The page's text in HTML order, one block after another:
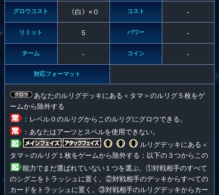
グロウコスト 《白》×０ コスト -
リミット 5 パワー -
チーム - コイン -
対応フォーマット
あなたのルリグデッキにある＜タマ＞のルリグ５枚をゲ
ームから除外する
：レベル０のルリグからこのルリグにグロウできる。
：あなたはアーツとスペルを使用できない。
ルリグデッキにある＜
タマ＞のルリグ１枚をゲームから除外する：以下の３つからこの
能力でまだ選ばれていない１つを選ぶ。①対戦相手のすべて
のシグニをトラッシュに置く。②対戦相手のデッキからすべての
カードをトラッシュに置く。③対戦相手のルリグデッキからカー